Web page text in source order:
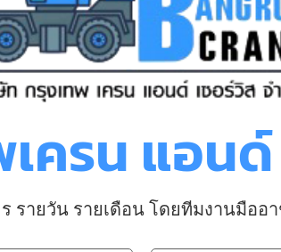
ครน แอน
รายวัน รายเดือน โดยทีมงานมืออ